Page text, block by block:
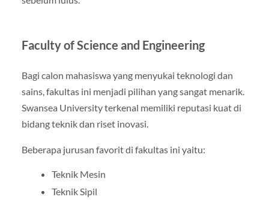
Faculty of Science and Engineering
Bagi calon mahasiswa yang menyukai teknologi dan
sains, fakultas ini menjadi pilihan yang sangat menarik.
Swansea University terkenal memiliki reputasi kuat di
bidang teknik dan riset inovasi.
Beberapa jurusan favorit di fakultas ini yaitu:
Teknik Mesin
Teknik Sipil